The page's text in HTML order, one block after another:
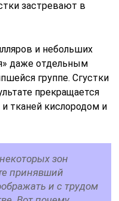
застревают в
и небольших
даже отдельным
группе. Сгустки
прекращается
тканей кислородом и
зон
принявший
и с трудом